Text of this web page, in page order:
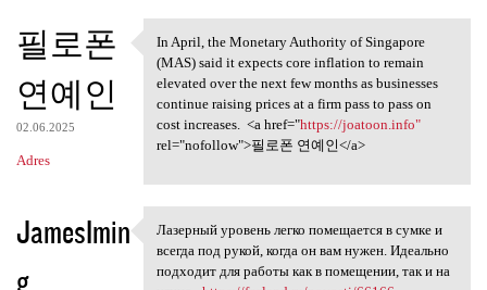
필로폰
연예인
02.06.2025
Adres
In April, the Monetary
In April, the Monetary Authority of Singapore
(MAS) said it expects core inflation to remain
elevated over the next few months as businesses
continue raising prices at a firm pass to pass on
cost increases. <a href="https://joatoon.info"
rel="nofollow">필로폰 연예인</a>
JamesImin
g
Лазерный уровень легко
Лазерный уровень легко помещается в сумке и
всегда под рукой, когда он вам нужен. Идеально
подходит для работы как в помещении, так и на